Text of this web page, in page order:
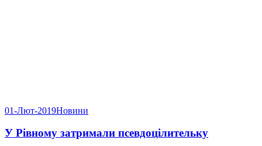
01-Лют-2019Новини
У Рівному затримали псевдоцілительку